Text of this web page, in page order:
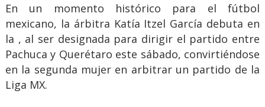
En un momento histórico para el fútbol
mexicano, la árbitra Katía Itzel García debuta en
la , al ser designada para dirigir el partido entre
Pachuca y Querétaro este sábado, convirtiéndose
en la segunda mujer en arbitrar un partido de la
Liga MX.